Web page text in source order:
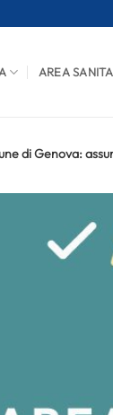
AREA
di Genova: